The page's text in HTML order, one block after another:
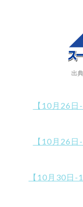
出典
【10月26
【10月26
【10月30日-